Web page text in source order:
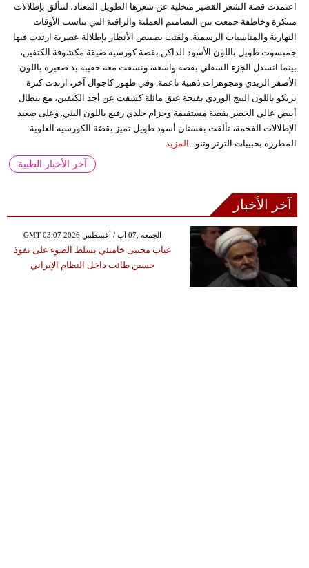
اعتمدت قصة الشعر القصير متخلية عن شعرها الطويل المعتاد، لتتألق بإطلالات
مبتكرة وخاطفة جمعت بين التصاميم العملية والراقية التي تناسب الأوقات
النهارية والمناسبات الرسمية. ولفتت بصيبص الأنظار بإطلالة عصرية ارتدت فيها
جمبسوت طويل باللون الأسود الداكن بقصة كورسيه ضيقة مكشوفة الكتفين،
بينما انسدل الجزء السفلي بقصة واسعة، ونسقت معه حقيبة يد صغيرة باللون
الأصفر الزبدي ومجوهرات ذهبية ناعمة. وفي ظهور كاجوال آخر، ارتدت كنزة
تريكو باللون البيج الوردي بفتحة عنق مائلة كشفت عن أحد الكتفين، مع بنطال
أبيض عالي الخصر بقصة مستقيمة وحزام جلدي رفيع باللون البني. وعلى صعيد
الإطلالات الفخمة، تألقت بفستان أسود طويل تميز بقصّة الكورسيه العلوية
المطرزة بحبيبات الترتر وتنو...
المزيد
آخر الأخبار الطبية
آخر الأخبار
GMT 03:07 2026 الجمعة ,07 آب / أغسطس
غياب مجتبى خامنئي يسلط الضوء على نفوذ
حسين طائب داخل النظام الإيراني